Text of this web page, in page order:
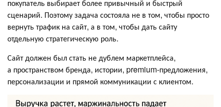
покупатель выбирает более привычный и быстрый
сценарий. Поэтому задача состояла не в том, чтобы просто
вернуть трафик на сайт, а в том, чтобы дать сайту
отдельную стратегическую роль.
Сайт должен был стать не дублем маркетплейса,
а пространством бренда, истории, premium-предложения,
персонализации и прямой коммуникации с клиентом.